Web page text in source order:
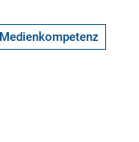
Medienkompetenz